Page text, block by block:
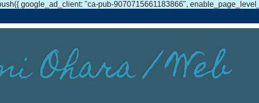
google_ad_client: "ca-pub-9070715661183866",
Ohara / Web